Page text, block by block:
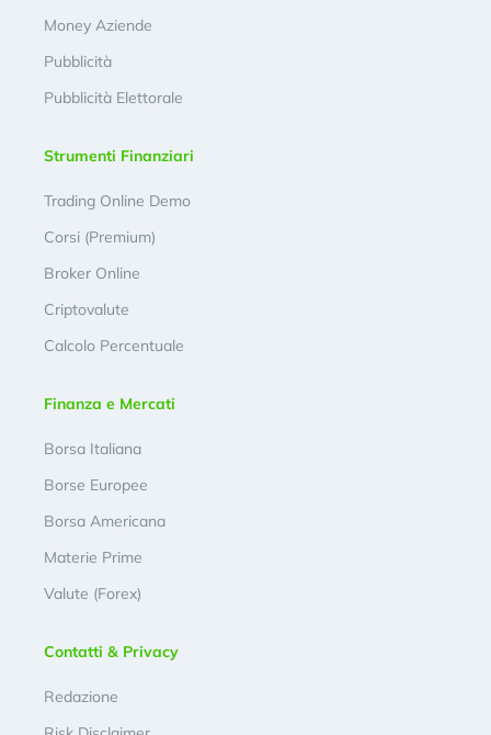
Money Aziende
Pubblicità
Pubblicità Elettorale
Strumenti Finanziari
Trading Online Demo
Corsi (Premium)
Broker Online
Criptovalute
Calcolo Percentuale
Finanza e Mercati
Borsa Italiana
Borse Europee
Borsa Americana
Materie Prime
Valute (Forex)
Contatti & Privacy
Redazione